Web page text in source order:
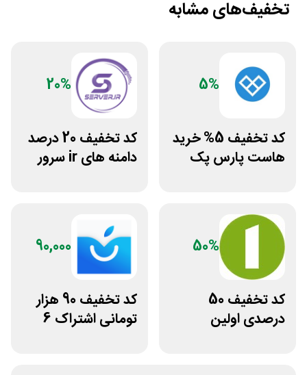
تخفیف‌های مشابه
5%
کد تخفیف 5% خرید
هاست پارس پک
20%
کد تخفیف 20 درصد
دامنه های ir سرور
50%
کد تخفیف 50
درصدی اولین
90,000
کد تخفیف 90 هزار
تومانی اشتراک 6